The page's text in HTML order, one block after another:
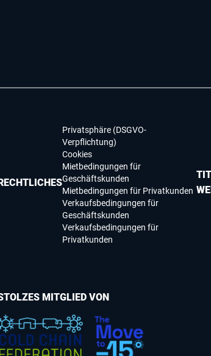
Privatsphäre (DSGVO-
Verpflichtung)
Cookies
Mietbedingungen für
Geschäftskunden
Mietbedingungen für Privatkunden
Verkaufsbedingungen für
Geschäftskunden
Verkaufsbedingungen für
Privatkunden
MITGLIED VON